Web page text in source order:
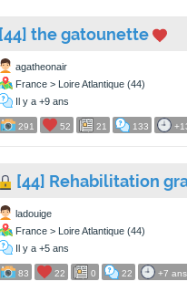
[44] the gatounette
agatheonair
France > Loire Atlantique (44)
Il y a +9 ans
291 52 21 133
[44] Rehabilitation
ladouige
France > Loire Atlantique (44)
Il y a +5 ans
83 22 0 22 +7 ans